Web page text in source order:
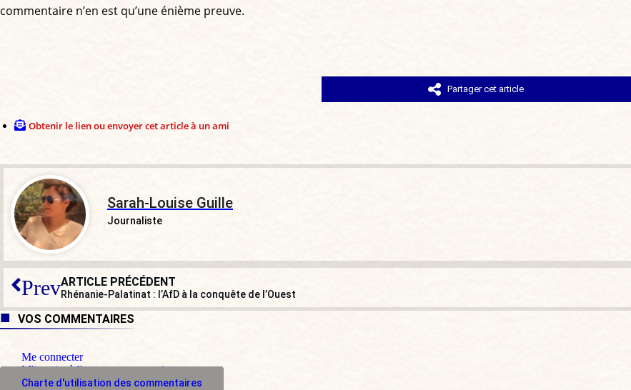
commentaire n’en est qu’une énième preuve.
Partager cet article
Obtenir le lien ou envoyer cet article à un ami
Sarah-Louise Guille
Journaliste
PrevARTICLE PRÉCÉDENT
Rhénanie-Palatinat : l’AfD à la conquête de l’Ouest
VOS COMMENTAIRES
Me connecter
M'inscrire à l'espace commentaire
Charte d'utilisation des commentaires